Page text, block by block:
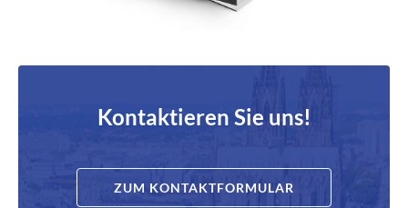
Kontaktieren Sie uns!
ZUM KONTAKTFORMULAR